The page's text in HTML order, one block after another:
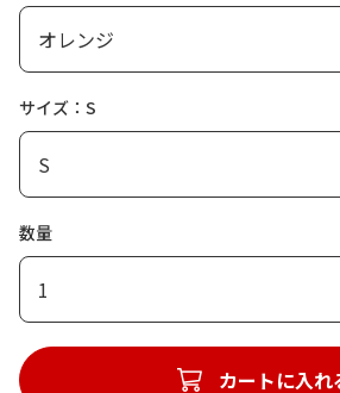
サイズ：S
数量
1
カートに入れ